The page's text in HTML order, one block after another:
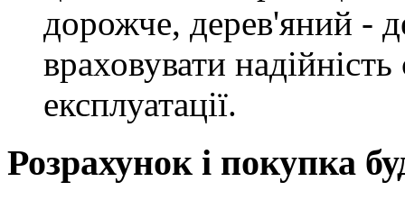
дорожче, дерев'яний -
враховувати
експлуатації.
Розрахунок і покупка